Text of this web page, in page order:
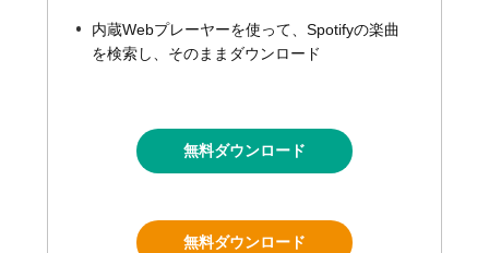
内蔵Webプレーヤーを使って、Spotifyの楽曲
を検索し、そのままダウンロード
無料ダウンロード
無料ダウンロード